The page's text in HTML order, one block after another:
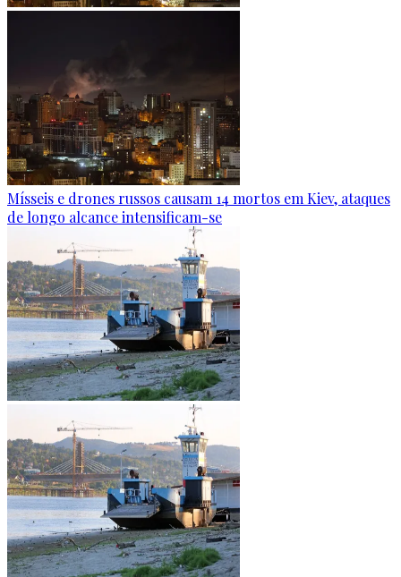
Mísseis e drones russos causam 14 mortos em Kiev, ataques
de longo alcance intensificam-se